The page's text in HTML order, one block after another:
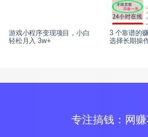
游戏小程序变现项目，小白
轻松月入 3w+
3 个靠谱的
选择长期操
专注搞钱：网